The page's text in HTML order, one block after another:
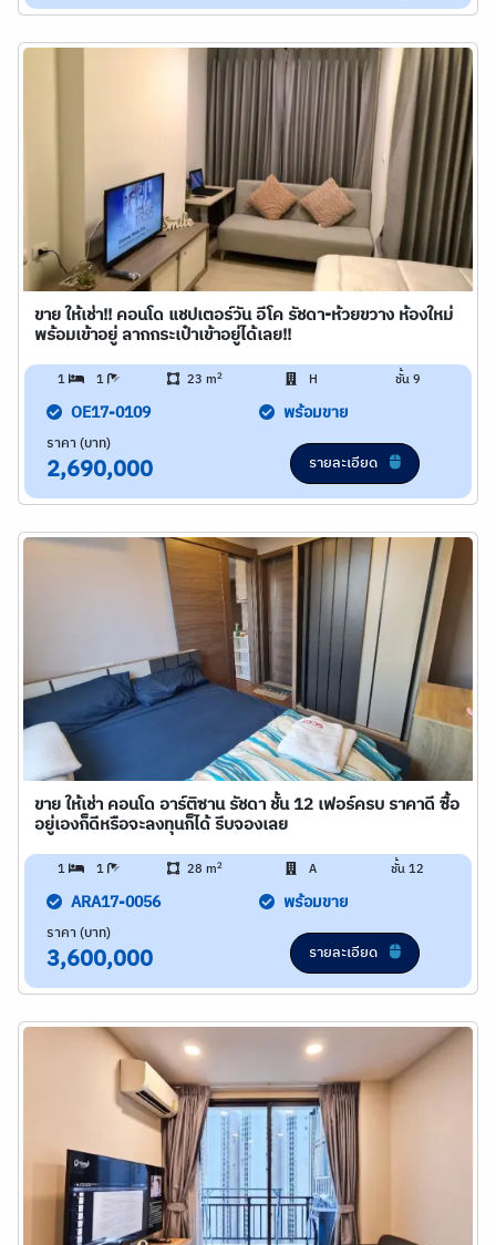
ขาย ให้เช่า!! คอนโด แชปเตอร์วัน อีโค รัชดา-ห้วยขวาง ห้องใหม่
พร้อมเข้าอยู่ ลากกระเป๋าเข้าอยู่ได้เลย!!
1 1 23 m2 H ชั้น 9
OE17-0109 พร้อมขาย
ราคา (บาท)
2,690,000 รายละเอียด
ขาย ให้เช่า คอนโด อาร์ติซาน รัชดา ชั้น 12 เฟอร์ครบ ราคาดี ซื้อ
อยู่เองก็ดีหรือจะลงทุนก็ได้ รีบจองเลย
1 1 28 m2 A ชั้น 12
ARA17-0056 พร้อมขาย
ราคา (บาท)
3,600,000 รายละเอียด